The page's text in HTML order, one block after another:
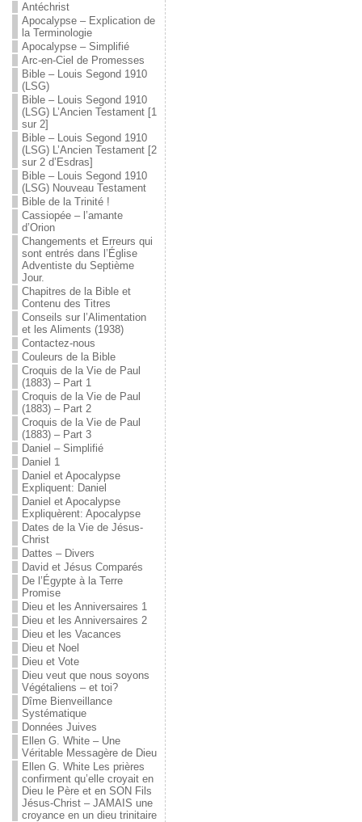
Antéchrist
Apocalypse – Explication de
la Terminologie
Apocalypse – Simplifié
Arc-en-Ciel de Promesses
Bible – Louis Segond 1910
(LSG)
Bible – Louis Segond 1910
(LSG) L’Ancien Testament [1
sur 2]
Bible – Louis Segond 1910
(LSG) L’Ancien Testament [2
sur 2 d’Esdras]
Bible – Louis Segond 1910
(LSG) Nouveau Testament
Bible de la Trinité !
Cassiopée – l’amante
d’Orion
Changements et Erreurs qui
sont entrés dans l’Église
Adventiste du Septième
Jour.
Chapitres de la Bible et
Contenu des Titres
Conseils sur l’Alimentation
et les Aliments (1938)
Contactez-nous
Couleurs de la Bible
Croquis de la Vie de Paul
(1883) – Part 1
Croquis de la Vie de Paul
(1883) – Part 2
Croquis de la Vie de Paul
(1883) – Part 3
Daniel – Simplifié
Daniel 1
Daniel et Apocalypse
Expliquent: Daniel
Daniel et Apocalypse
Expliquèrent: Apocalypse
Dates de la Vie de Jésus-
Christ
Dattes – Divers
David et Jésus Comparés
De l’Égypte à la Terre
Promise
Dieu et les Anniversaires 1
Dieu et les Anniversaires 2
Dieu et les Vacances
Dieu et Noel
Dieu et Vote
Dieu veut que nous soyons
Végétaliens – et toi?
Dîme Bienveillance
Systématique
Données Juives
Ellen G. White – Une
Véritable Messagère de Dieu
Ellen G. White Les prières
confirment qu’elle croyait en
Dieu le Père et en SON Fils
Jésus-Christ – JAMAIS une
croyance en un dieu trinitaire